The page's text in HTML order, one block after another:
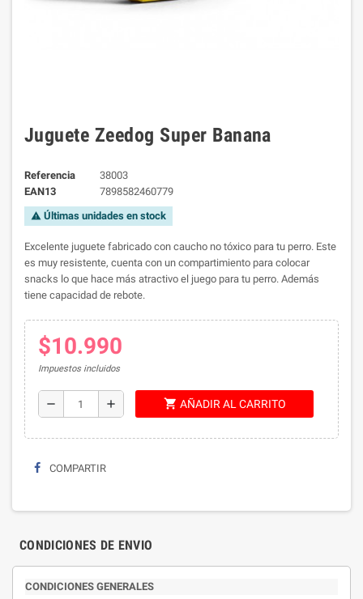
Juguete Zeedog Super Banana
Referencia
38003
EAN13
7898582460779
warning Últimas unidades en stock
Excelente juguete fabricado con caucho no tóxico para tu perro. Este
es muy resistente, cuenta con un compartimiento para colocar
snacks lo que hace más atractivo el juego para tu perro. Además
tiene capacidad de rebote.
$10.990
Impuestos incluidos
remove add shopping_cart AÑADIR AL CARRITO
COMPARTIR
CONDICIONES DE ENVIO
CONDICIONES GENERALES